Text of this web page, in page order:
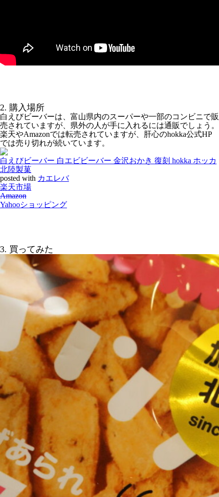
2. 購入場所
白えびビーバーは、富山県内のスーパーや一部のコンビニで販
売されていますが、県外の人が手に入れるには通販でしょう。
楽天やAmazonでは転売されていますが、肝心のhokka公式HP
では売り切れが続いています。
白えびビーバー 白エビビーバー 金沢おかき 復刻 hokka ホッカ
北陸製菓
posted with カエレバ
楽天市場
Amazon
Yahooショッピング
3. 買ってみた